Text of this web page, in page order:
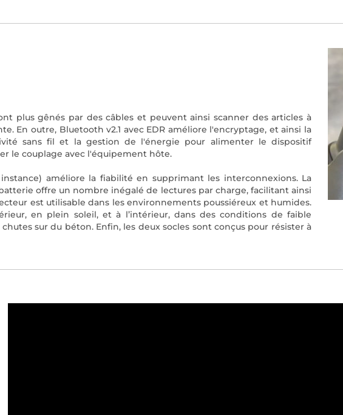
plus gênés par des câbles et peuvent ainsi scanner des articles à
En outre, Bluetooth v2.1 avec EDR améliore l'encryptage, et ainsi la
sans fil et la gestion de l'énergie pour alimenter le dispositif
le couplage avec l'équipement hôte.
améliore la fiabilité en supprimant les interconnexions. La
offre un nombre inégalé de lectures par charge, facilitant ainsi
est utilisable dans les environnements poussiéreux et humides.
en plein soleil, et à l’intérieur, dans des conditions de faible
sur du béton. Enfin, les deux socles sont conçus pour résister à